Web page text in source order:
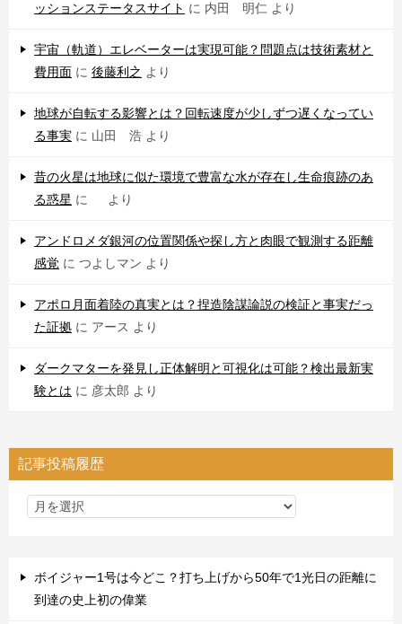
ッションステータスサイト に 内田 明仁 より
宇宙（軌道）エレベーターは実現可能？問題点は技術素材と
費用面 に 後藤利之 より
地球が自転する影響とは？回転速度が少しずつ遅くなってい
る事実 に 山田 浩 より
昔の火星は地球に似た環境で豊富な水が存在し生命痕跡のあ
る惑星 に より
アンドロメダ銀河の位置関係や探し方と肉眼で観測する距離
感覚 に つよしマン より
アポロ月面着陸の真実とは？捏造陰謀論説の検証と事実だっ
た証拠 に アース より
ダークマターを発見し正体解明と可視化は可能？検出最新実
験とは に 彦太郎 より
記事投稿履歴
ボイジャー1号は今どこ？打ち上げから50年で1光日の距離に
到達の史上初の偉業